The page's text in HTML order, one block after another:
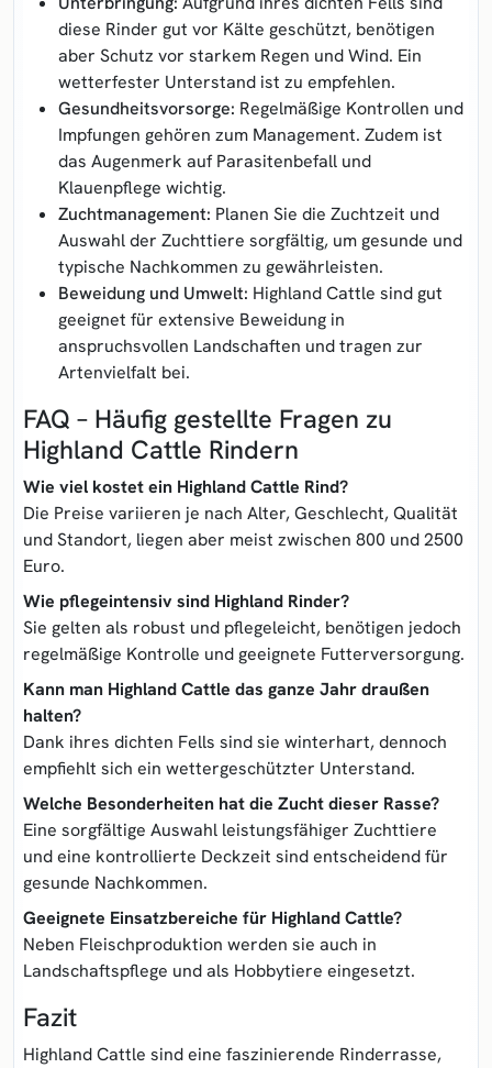
diese Rinder gut vor Kälte geschützt, benötigen
aber Schutz vor starkem Regen und Wind. Ein
wetterfester Unterstand ist zu empfehlen.
Gesundheitsvorsorge: Regelmäßige Kontrollen und
Impfungen gehören zum Management. Zudem ist
das Augenmerk auf Parasitenbefall und
Klauenpflege wichtig.
Zuchtmanagement: Planen Sie die Zuchtzeit und
Auswahl der Zuchttiere sorgfältig, um gesunde und
typische Nachkommen zu gewährleisten.
Beweidung und Umwelt: Highland Cattle sind gut
geeignet für extensive Beweidung in
anspruchsvollen Landschaften und tragen zur
Artenvielfalt bei.
FAQ – Häufig gestellte Fragen zu
Highland Cattle Rindern
Wie viel kostet ein Highland Cattle Rind?
Die Preise variieren je nach Alter, Geschlecht, Qualität
und Standort, liegen aber meist zwischen 800 und 2500
Euro.
Wie pflegeintensiv sind Highland Rinder?
Sie gelten als robust und pflegeleicht, benötigen jedoch
regelmäßige Kontrolle und geeignete Futterversorgung.
Kann man Highland Cattle das ganze Jahr draußen
halten?
Dank ihres dichten Fells sind sie winterhart, dennoch
empfiehlt sich ein wettergeschützter Unterstand.
Welche Besonderheiten hat die Zucht dieser Rasse?
Eine sorgfältige Auswahl leistungsfähiger Zuchttiere
und eine kontrollierte Deckzeit sind entscheidend für
gesunde Nachkommen.
Geeignete Einsatzbereiche für Highland Cattle?
Neben Fleischproduktion werden sie auch in
Landschaftspflege und als Hobbytiere eingesetzt.
Fazit
Highland Cattle sind eine faszinierende Rinderrasse,